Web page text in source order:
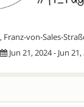
, Franz-von-Sales-
Jun 21, 2024 - Jun 21,